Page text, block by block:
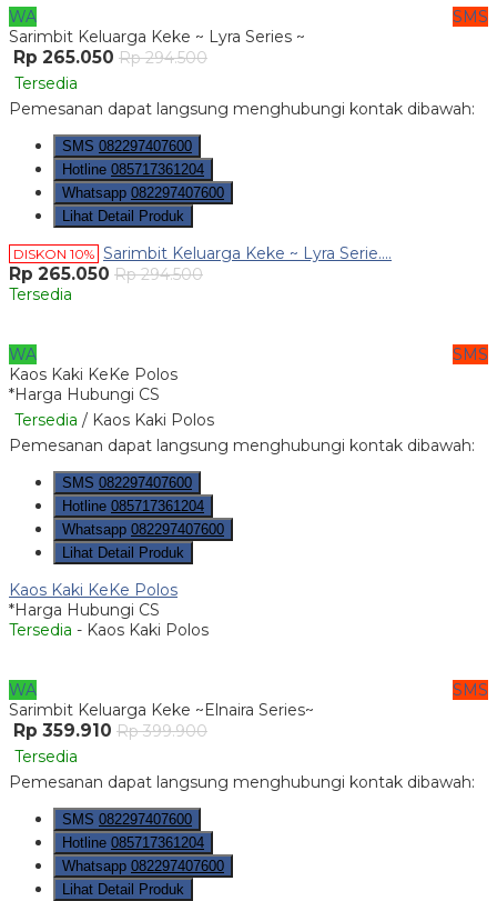
WA
SMS
Sarimbit Keluarga Keke ~ Lyra Series ~
Rp 265.050 Rp 294.500
Tersedia
Pemesanan dapat langsung menghubungi kontak dibawah:
SMS 082297407600
Hotline 085717361204
Whatsapp 082297407600
Lihat Detail Produk
DISKON 10% Sarimbit Keluarga Keke ~ Lyra Serie....
Rp 265.050 Rp 294.500
Tersedia
WA
SMS
Kaos Kaki KeKe Polos
*Harga Hubungi CS
Tersedia / Kaos Kaki Polos
Pemesanan dapat langsung menghubungi kontak dibawah:
SMS 082297407600
Hotline 085717361204
Whatsapp 082297407600
Lihat Detail Produk
Kaos Kaki KeKe Polos
*Harga Hubungi CS
Tersedia - Kaos Kaki Polos
WA
SMS
Sarimbit Keluarga Keke ~Elnaira Series~
Rp 359.910 Rp 399.900
Tersedia
Pemesanan dapat langsung menghubungi kontak dibawah:
SMS 082297407600
Hotline 085717361204
Whatsapp 082297407600
Lihat Detail Produk